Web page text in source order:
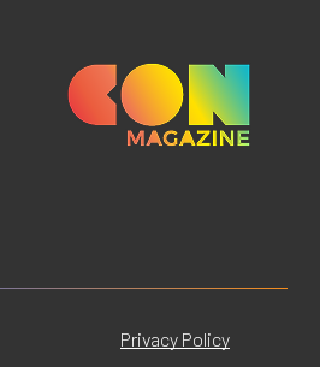
Privacy Policy